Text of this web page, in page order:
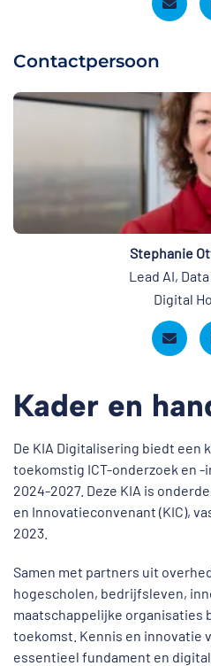
Contactpersoon
Stephanie
Lead AI,
Digital
Kader en
De KIA Digitalisering biedt een
toekomstig ICT-onderzoek en
2024-2027. Deze KIA is
en Innovatieconvenant (KIC),
2023.
Samen met partners uit
hogescholen, bedrijfsleven,
maatschappelijke organisaties
toekomst. Kennis en innovatie
essentieel fundament en